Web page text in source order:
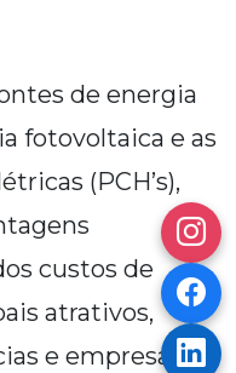
de energia
fotovoltaica e as
(PCH’s),
custos de
atrativos,
e empresas